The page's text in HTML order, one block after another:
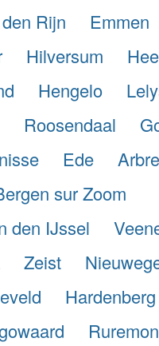
Rijn
Emmen
Hilversum
Hengelo
Roosendaal
Ede
sur Zoom
den IJssel
Zeist
Hardenberg